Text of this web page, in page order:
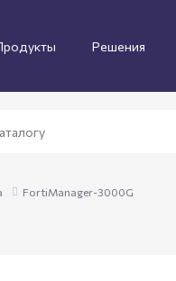
Решения
FortiManager-3000G